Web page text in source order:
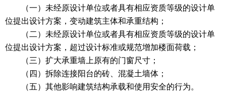
（一）未经原设计单位或者具有相应资质等级的设计单
位提出设计方案，变动建筑主体和承重结构；
（二）未经原设计单位或者具有相应资质等级的设计单
位提出设计方案，超过设计标准或规范增加楼面荷载；
（三）扩大承重墙上原有的门窗尺寸；
（四）拆除连接阳台的砖、混凝土墙体；
（五）其他影响建筑结构承载和使用安全的行为。